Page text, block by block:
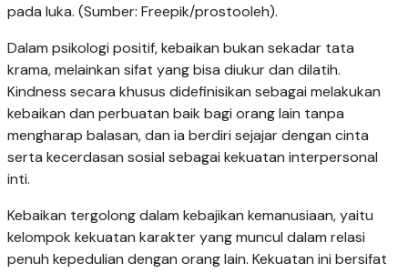
pada luka. (Sumber: Freepik/prostooleh).
Dalam psikologi positif, kebaikan bukan sekadar tata
krama, melainkan sifat yang bisa diukur dan dilatih.
Kindness secara khusus didefinisikan sebagai melakukan
kebaikan dan perbuatan baik bagi orang lain tanpa
mengharap balasan, dan ia berdiri sejajar dengan cinta
serta kecerdasan sosial sebagai kekuatan interpersonal
inti.
Kebaikan tergolong dalam kebajikan kemanusiaan, yaitu
kelompok kekuatan karakter yang muncul dalam relasi
penuh kepedulian dengan orang lain. Kekuatan ini bersifat